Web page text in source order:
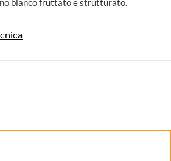
bianco fruttato e strutturato.